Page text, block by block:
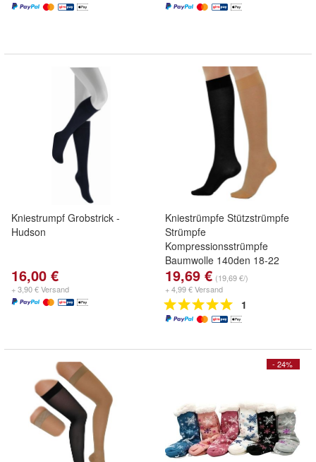
Kniestrumpf Grobstrick -
Hudson
16,00 €
+ 3,90 € Versand
Kniestrümpfe Stützstrümpfe
Strümpfe
Kompressionsstrümpfe
Baumwolle 140den 18-22
19,69 € (19,69 €/)
+ 4,99 € Versand
1
- 24%